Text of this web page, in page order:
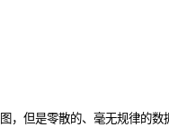
但是零散的、毫无规律的